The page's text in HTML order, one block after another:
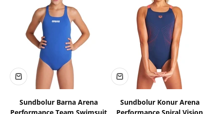
Sundbolur Barna Arena
Performance Team Swimsuit
Sundbolur Konur Arena
Performance Spiral Vision